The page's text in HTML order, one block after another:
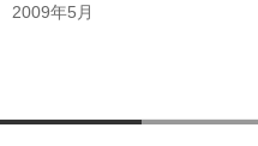
2009年5月